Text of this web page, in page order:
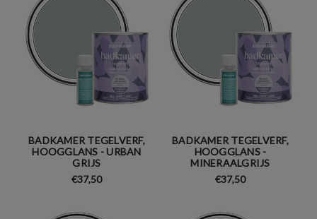
BADKAMER TEGELVERF,
HOOGGLANS - URBAN
GRIJS
€37,50
BADKAMER TEGELVERF,
HOOGGLANS -
MINERAALGRIJS
€37,50